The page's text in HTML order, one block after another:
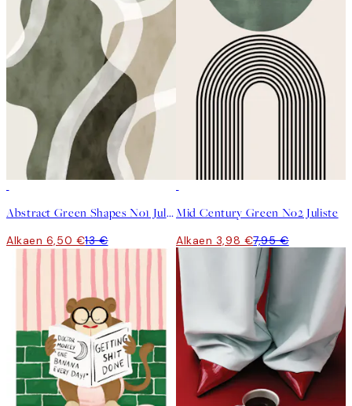
Abstract Green Shapes No1 Juliste
Alkaen 6,50 €13 €
Mid Century Green No2 Juliste
Alkaen 3,98 €7,95 €